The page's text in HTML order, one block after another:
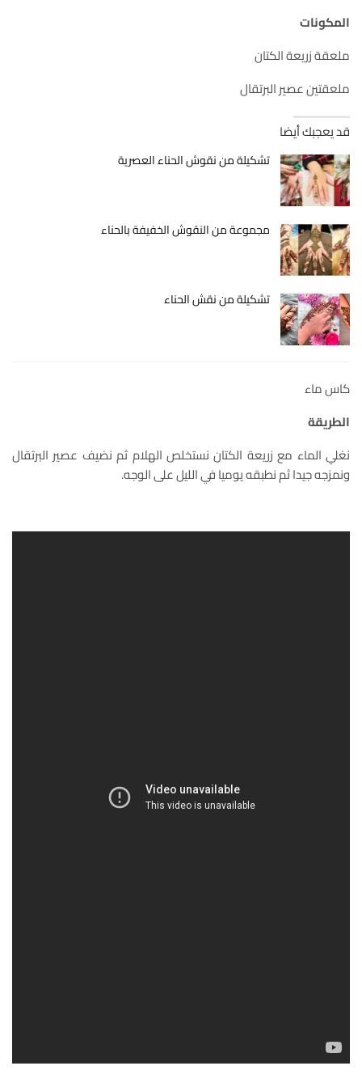
المكونات
ملعقة زريعة الكتان
ملعقتين عصير البرتقال
قد يعجبك أيضا
تشكيلة من نقوش الحناء العصرية
مجموعة من النقوش الخفيفة بالحناء
تشكيلة من نقش الحناء
كاس ماء
الطريقة
نغلي الماء مع زريعة الكتان نستخلص الهلام ثم نضيف عصير البرتقال
ونمزجه جيدا ثم نطبقه يوميا في الليل على الوجه.